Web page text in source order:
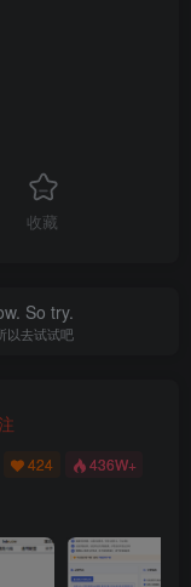
收藏
So try.
以去试试吧
424 436W+